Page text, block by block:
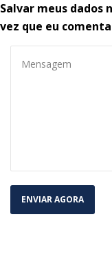
Salvar meus dados
vez que eu